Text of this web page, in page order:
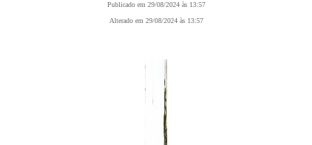
Publicado em 29/08/2024 às 13:57
Alterado em 29/08/2024 às 13:57